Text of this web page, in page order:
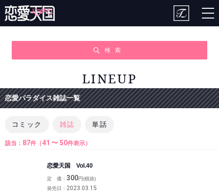
検 索
LINEUP
恋愛パラダイス雑誌一覧
コミック 雑誌 単話
該当： 87件（41 〜 50件表示）
恋愛天国 Vol.40
定 価： 300円(税抜)
発売日： 2023.03.15